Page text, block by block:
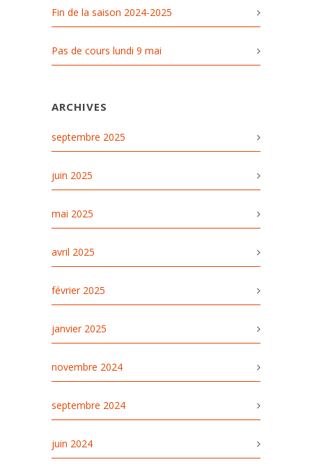
Fin de la saison 2024-2025
Pas de cours lundi 9 mai
ARCHIVES
septembre 2025
juin 2025
mai 2025
avril 2025
février 2025
janvier 2025
novembre 2024
septembre 2024
juin 2024